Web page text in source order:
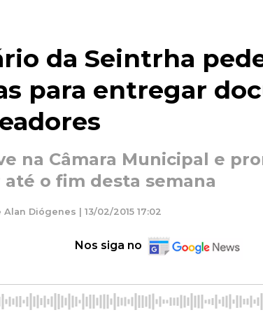
da Seintrha
para entregar
na Câmara Municipal e
o fim desta semana
Diógenes | 13/02/2015 17:02
Nos siga no